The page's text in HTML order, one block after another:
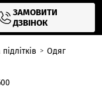
ЗАМОВИТИ
ДЗВІНОК
Одяг